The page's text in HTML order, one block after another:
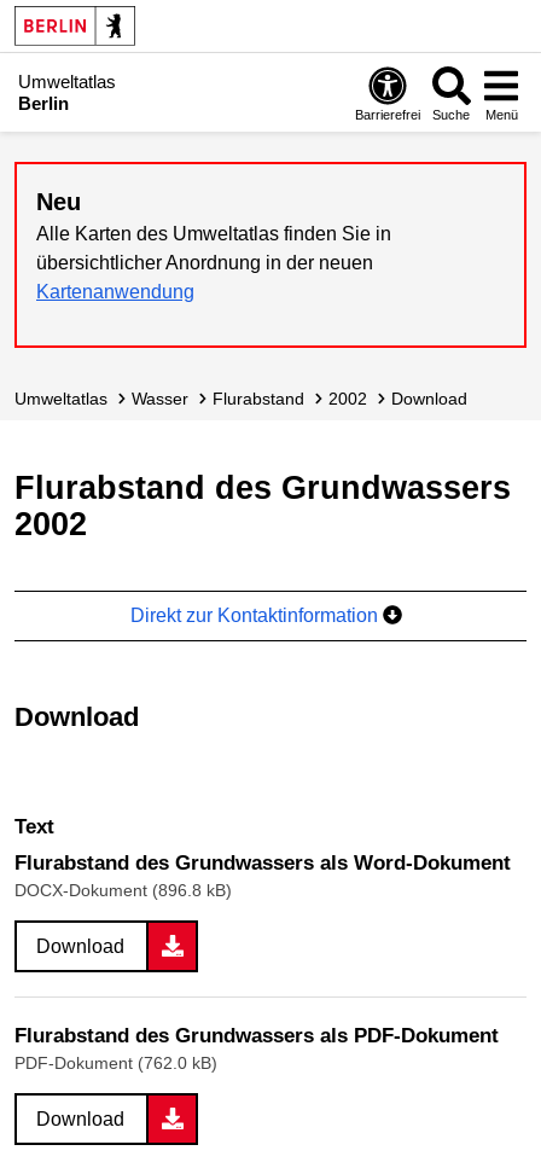
Umweltatlas
Berlin
Barrierefrei Suche Menü
Neu
Alle Karten des Umweltatlas finden Sie in
übersichtlicher Anordnung in der neuen
Kartenanwendung
Umweltatlas Wasser Flurabstand 2002 Download
Flurabstand des Grundwassers
2002
Direkt zur Kontaktinformation
Download
Text
Flurabstand des Grundwassers als Word-Dokument
DOCX-Dokument (896.8 kB)
Download
Flurabstand des Grundwassers als PDF-Dokument
PDF-Dokument (762.0 kB)
Download